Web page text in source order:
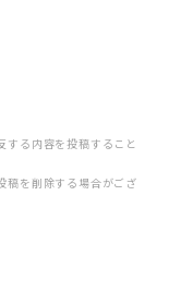
する内容を投稿すること
稿を削除する場合がござ